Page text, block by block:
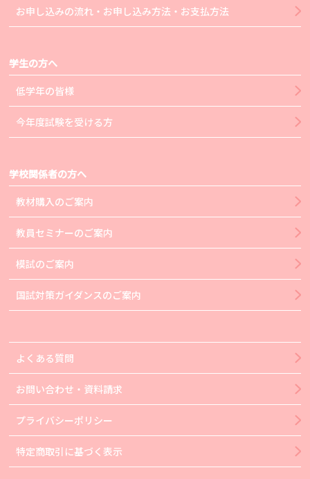
お申し込みの流れ・お申し込み方法・お支払方法
学生の方へ
低学年の皆様
今年度試験を受ける方
学校関係者の方へ
教材購入のご案内
教員セミナーのご案内
模試のご案内
国試対策ガイダンスのご案内
よくある質問
お問い合わせ・資料請求
プライバシーポリシー
特定商取引に基づく表示